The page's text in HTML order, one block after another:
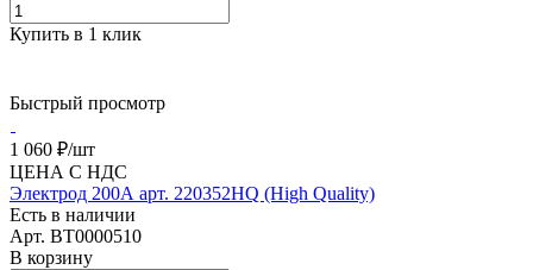
Купить в 1 клик
Быстрый просмотр
1 060 ₽/шт
ЦЕНА С НДС
Электрод 200А арт. 220352HQ (High Quality)
Есть в наличии
Арт. BT0000510
В корзину